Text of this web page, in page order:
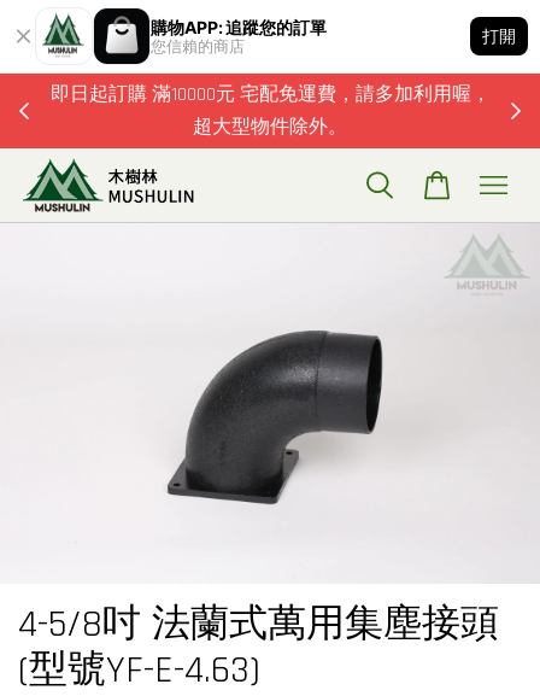
購物APP: 追蹤您的訂單
您信賴的商店
打開
即日起訂購 滿10000元 宅配免運費，請多加利用喔，
超大型物件除外。
4-5/8吋 法蘭式萬用集塵接頭
(型號YF-E-4.63)